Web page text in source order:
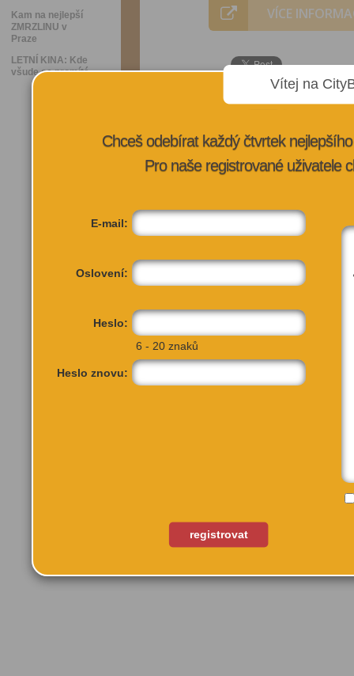
Kam na nejlepší
ZMRZLINU v
Praze
LETNÍ KINA: Kde
všude se promítá
VÍCE
Vítej na
Chceš odebírat každý čtvrtek
Pro naše registrované uživatele
E-mail:
Oslovení:
Heslo:
6 - 20 znaků
Heslo znovu:
registrovat